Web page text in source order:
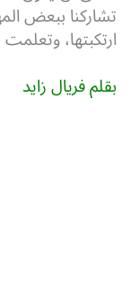
تشاركنا ببعض
ارتكبتها،
بقلم فريال زايد